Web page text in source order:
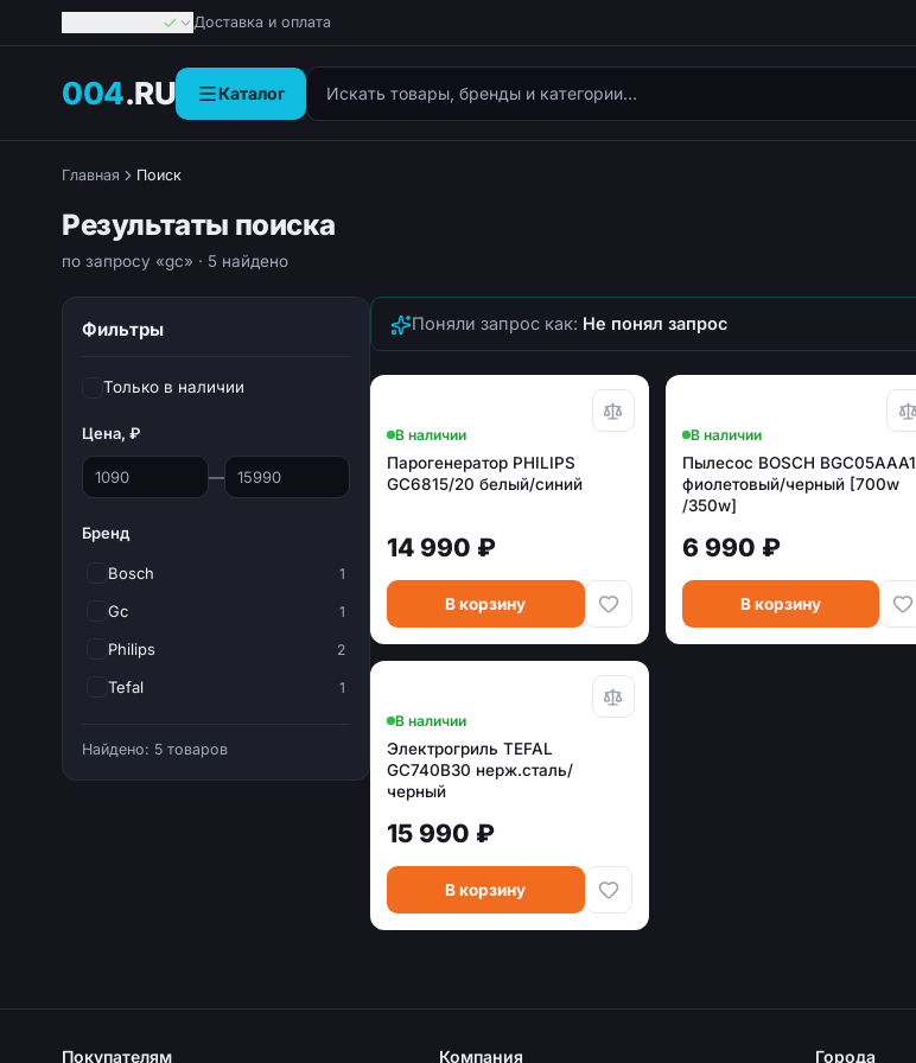
Доставка и оплата
004.RU Каталог
Поиск товаров
Главная Поиск
Результаты поиска
по запросу «gc» · 5 найдено
Фильтры
Только в наличии
Цена, ₽
—
Бренд
Bosch 1
Gc 1
Philips 2
Tefal 1
Найдено: 5 товаров
Поняли запрос как: Не понял запрос
В наличии
Парогенератор PHILIPS
GC6815/20 белый/синий
14 990 ₽
В корзину
В наличии
Пылесос BOSCH BGC05AAA1
фиолетовый/черный [700w
/350w]
6 990 ₽
В корзину
В наличии
Электрогриль TEFAL
GC740B30 нерж.сталь/
черный
15 990 ₽
В корзину
Покупателям Компания Города